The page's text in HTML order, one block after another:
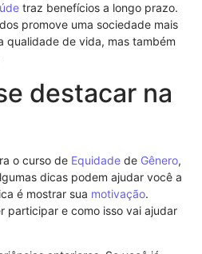
traz benefícios a longo prazo.
promove uma sociedade mais
qualidade de vida, mas também
destacar na
o curso de Equidade de Gênero,
dicas podem ajudar você a
é mostrar sua motivação.
participar e como isso vai ajudar